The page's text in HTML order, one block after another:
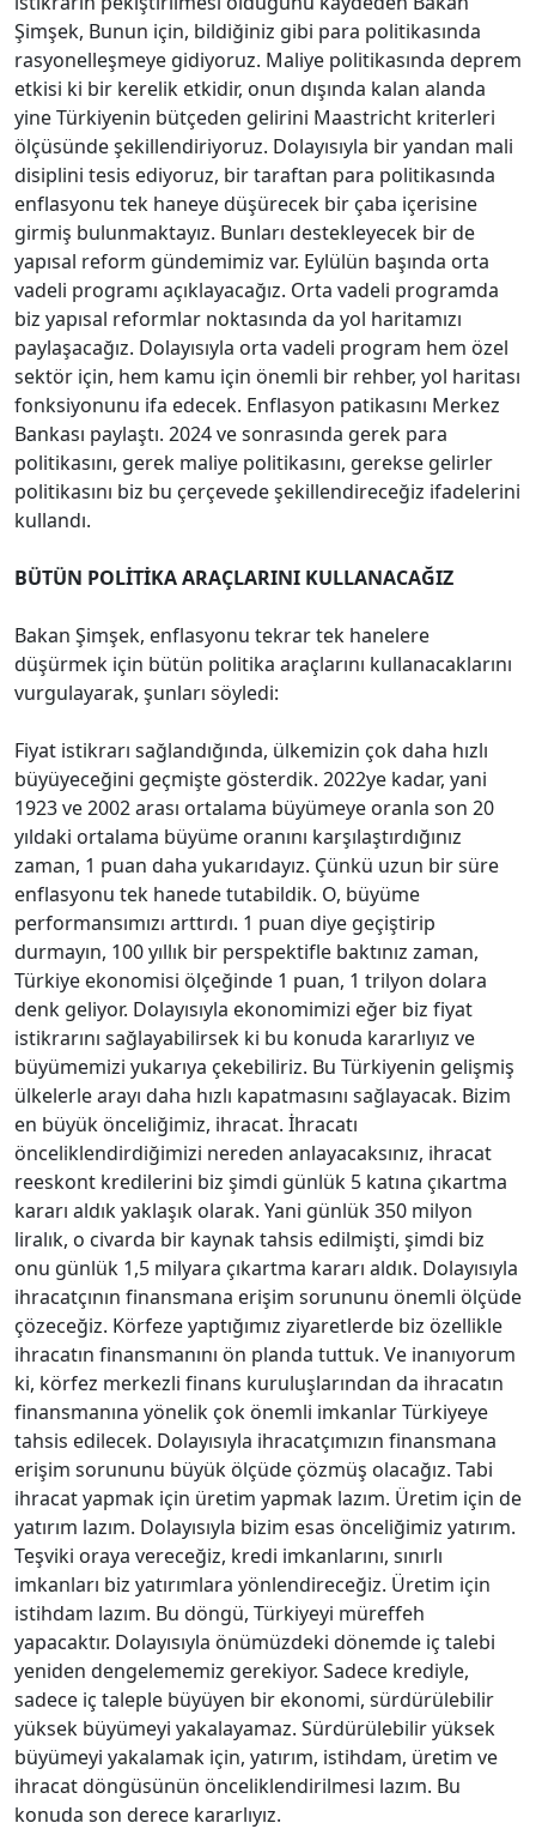
Şimşek, Bunun için, bildiğiniz gibi para politikasında
rasyonelleşmeye gidiyoruz. Maliye politikasında deprem
etkisi ki bir kerelik etkidir, onun dışında kalan alanda
yine Türkiyenin bütçeden gelirini Maastricht kriterleri
ölçüsünde şekillendiriyoruz. Dolayısıyla bir yandan mali
disiplini tesis ediyoruz, bir taraftan para politikasında
enflasyonu tek haneye düşürecek bir çaba içerisine
girmiş bulunmaktayız. Bunları destekleyecek bir de
yapısal reform gündemimiz var. Eylülün başında orta
vadeli programı açıklayacağız. Orta vadeli programda
biz yapısal reformlar noktasında da yol haritamızı
paylaşacağız. Dolayısıyla orta vadeli program hem özel
sektör için, hem kamu için önemli bir rehber, yol haritası
fonksiyonunu ifa edecek. Enflasyon patikasını Merkez
Bankası paylaştı. 2024 ve sonrasında gerek para
politikasını, gerek maliye politikasını, gerekse gelirler
politikasını biz bu çerçevede şekillendireceğiz ifadelerini
kullandı.
BÜTÜN POLİTİKA ARAÇLARINI KULLANACAĞIZ
Bakan Şimşek, enflasyonu tekrar tek hanelere
düşürmek için bütün politika araçlarını kullanacaklarını
vurgulayarak, şunları söyledi:
Fiyat istikrarı sağlandığında, ülkemizin çok daha hızlı
büyüyeceğini geçmişte gösterdik. 2022ye kadar, yani
1923 ve 2002 arası ortalama büyümeye oranla son 20
yıldaki ortalama büyüme oranını karşılaştırdığınız
zaman, 1 puan daha yukarıdayız. Çünkü uzun bir süre
enflasyonu tek hanede tutabildik. O, büyüme
performansımızı arttırdı. 1 puan diye geçiştirip
durmayın, 100 yıllık bir perspektifle baktınız zaman,
Türkiye ekonomisi ölçeğinde 1 puan, 1 trilyon dolara
denk geliyor. Dolayısıyla ekonomimizi eğer biz fiyat
istikrarını sağlayabilirsek ki bu konuda kararlıyız ve
büyümemizi yukarıya çekebiliriz. Bu Türkiyenin gelişmiş
ülkelerle arayı daha hızlı kapatmasını sağlayacak. Bizim
en büyük önceliğimiz, ihracat. İhracatı
önceliklendirdiğimizi nereden anlayacaksınız, ihracat
reeskont kredilerini biz şimdi günlük 5 katına çıkartma
kararı aldık yaklaşık olarak. Yani günlük 350 milyon
liralık, o civarda bir kaynak tahsis edilmişti, şimdi biz
onu günlük 1,5 milyara çıkartma kararı aldık. Dolayısıyla
ihracatçının finansmana erişim sorununu önemli ölçüde
çözeceğiz. Körfeze yaptığımız ziyaretlerde biz özellikle
ihracatın finansmanını ön planda tuttuk. Ve inanıyorum
ki, körfez merkezli finans kuruluşlarından da ihracatın
finansmanına yönelik çok önemli imkanlar Türkiyeye
tahsis edilecek. Dolayısıyla ihracatçımızın finansmana
erişim sorununu büyük ölçüde çözmüş olacağız. Tabi
ihracat yapmak için üretim yapmak lazım. Üretim için de
yatırım lazım. Dolayısıyla bizim esas önceliğimiz yatırım.
Teşviki oraya vereceğiz, kredi imkanlarını, sınırlı
imkanları biz yatırımlara yönlendireceğiz. Üretim için
istihdam lazım. Bu döngü, Türkiyeyi müreffeh
yapacaktır. Dolayısıyla önümüzdeki dönemde iç talebi
yeniden dengelememiz gerekiyor. Sadece krediyle,
sadece iç taleple büyüyen bir ekonomi, sürdürülebilir
yüksek büyümeyi yakalayamaz. Sürdürülebilir yüksek
büyümeyi yakalamak için, yatırım, istihdam, üretim ve
ihracat döngüsünün önceliklendirilmesi lazım. Bu
konuda son derece kararlıyız.